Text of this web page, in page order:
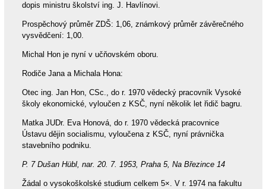
dopis ministru školství ing. J. Havlínovi.
Prospěchový průměr ZDŠ: 1,06, známkový průměr závěrečného
vysvědčení: 1,00.
Michal Hon je nyní v učňovském oboru.
Rodiče Jana a Michala Hona:
Otec ing. Jan Hon, CSc., do r. 1970 vědecký pracovník Vysoké
školy ekonomické, vyloučen z KSČ, nyní několik let řidič bagru.
Matka JUDr. Eva Honová, do r. 1970 vědecká pracovnice
Ústavu dějin socialismu, vyloučena z KSČ, nyní právnička
stavebního podniku.
P. 7 Dušan Hübl, nar. 20. 7. 1953, Praha 5, Na Březince 14
Žádal o vysokoškolské studium celkem 5×. V r. 1974 na fakultu